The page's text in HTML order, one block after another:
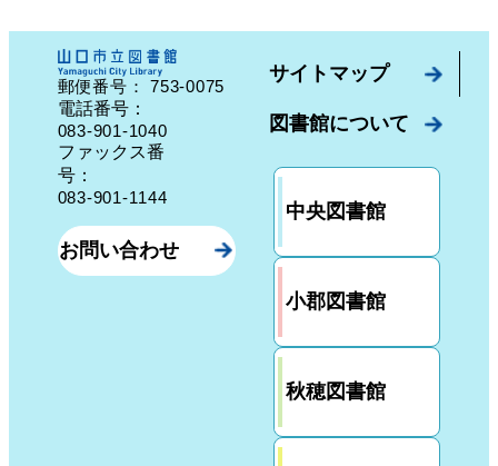
郵便番号：753-0075 山口県山口市中園町７番７号
電話番号：
083-901-1040
ファックス番
号：
083-901-1144
お問い合わせ
サイトマップ
図書館について
中央図書館
小郡図書館
秋穂図書館